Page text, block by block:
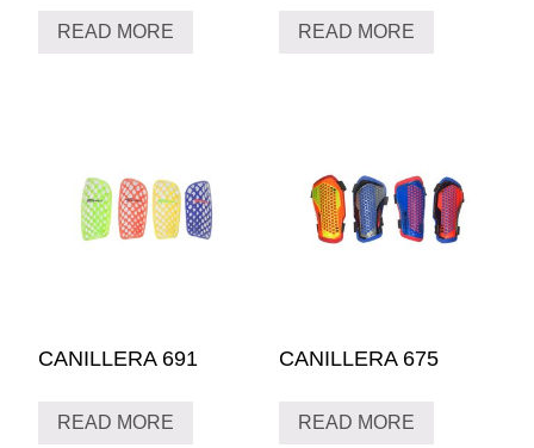
READ MORE READ MORE
CANILLERA 691
READ MORE
CANILLERA 675
READ MORE